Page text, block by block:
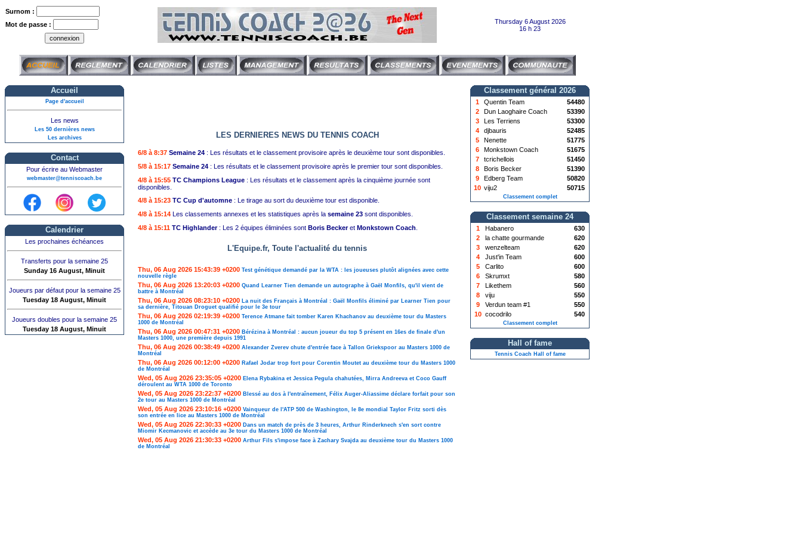
Surnom :
Mot de passe :
Thursday 6 August 2026
16 h 23
Accueil
Page d'accueil
Les news
Les 50 dernières news
Les archives
Contact
Pour écrire au Webmaster
webmaster@tenniscoach.be
Calendrier
Les prochaines échéances
Transferts pour la semaine 25
Sunday 16 August, Minuit
Joueurs par défaut pour la semaine 25
Tuesday 18 August, Minuit
Joueurs doubles pour la semaine 25
Tuesday 18 August, Minuit
LES DERNIERES NEWS DU TENNIS COACH
6/8 à 8:37 Semaine 24 : Les résultats et le classement provisoire après le deuxième tour sont disponibles.
5/8 à 15:17 Semaine 24 : Les résultats et le classement provisoire après le premier tour sont disponibles.
4/8 à 15:55 TC Champions League : Les résultats et le classement après la cinquième journée sont
disponibles.
4/8 à 15:23 TC Cup d'automne : Le tirage au sort du deuxième tour est disponible.
4/8 à 15:14 Les classements annexes et les statistiques après la semaine 23 sont disponibles.
4/8 à 15:11 TC Highlander: Les 2 équipes éliminées sont Boris Beckeret Monkstown Coach
L'Equipe.fr, Toute l'actualité du tennis
Thu, 06 Aug 2026 15:43:39 +0200 Test génétique demandé par la WTA : les joueuses plutôt alignées avec cette
nouvelle règle
Thu, 06 Aug 2026 13:20:03 +0200 Quand Learner Tien demande un autographe à Gaël Monfils, qu'il vient de
battre à Montréal
Thu, 06 Aug 2026 08:23:10 +0200 La nuit des Français à Montréal : Gaël Monfils éliminé par Learner Tien pour
sa dernière, Titouan Droguet qualifié pour le 3e tour
Thu, 06 Aug 2026 02:19:39 +0200 Terence Atmane fait tomber Karen Khachanov au deuxième tour du Masters
1000 de Montréal
Thu, 06 Aug 2026 00:47:31 +0200 Bérézina à Montréal : aucun joueur du top 5 présent en 16es de finale d'un
Masters 1000, une première depuis 1991
Thu, 06 Aug 2026 00:38:49 +0200 Alexander Zverev chute d'entrée face à Tallon Griekspoor au Masters 1000 de
Montréal
Thu, 06 Aug 2026 00:12:00 +0200 Rafael Jodar trop fort pour Corentin Moutet au deuxième tour du Masters 1000
de Montréal
Wed, 05 Aug 2026 23:35:05 +0200 Elena Rybakina et Jessica Pegula chahutées, Mirra Andreeva et Coco Gauff
déroulent au WTA 1000 de Toronto
Wed, 05 Aug 2026 23:22:37 +0200 Blessé au dos à l'entraînement, Félix Auger-Aliassime déclare forfait pour son
2e tour au Masters 1000 de Montréal
Wed, 05 Aug 2026 23:10:16 +0200 Vainqueur de l'ATP 500 de Washington, le 8e mondial Taylor Fritz sorti dès
son entrée en lice au Masters 1000 de Montréal
Wed, 05 Aug 2026 22:30:33 +0200 Dans un match de près de 3 heures, Arthur Rinderknech s'en sort contre
Miomir Kecmanovic et accède au 3e tour du Masters 1000 de Montréal
Wed, 05 Aug 2026 21:30:33 +0200 Arthur Fils s'impose face à Zachary Svajda au deuxième tour du Masters 1000
de Montréal
Classement général 2026
1 Quentin Team
54480
2
Dun Laoghaire Coach
53390
3
Les Terriens
53300
4
djbauris
52485
5
Nenette
51775
6
Monkstown Coach
51675
7
tcrichellois
51450
8
Boris Becker
51390
9
Edberg Team
50820
10 viju2 50715
Classement complet
Classement semaine 24
1 Habanero
630
2
la chatte gourmande
620
3
wenzelteam
620
4
Just'in Team
600
5
Carlito
600
6
Skrumxt
580
7
Likethem
560
8
viju
550
9
Verdun team #1
550
10 cocodrilo 540
Classement complet
Hall of fame
Tennis Coach Hall of fame